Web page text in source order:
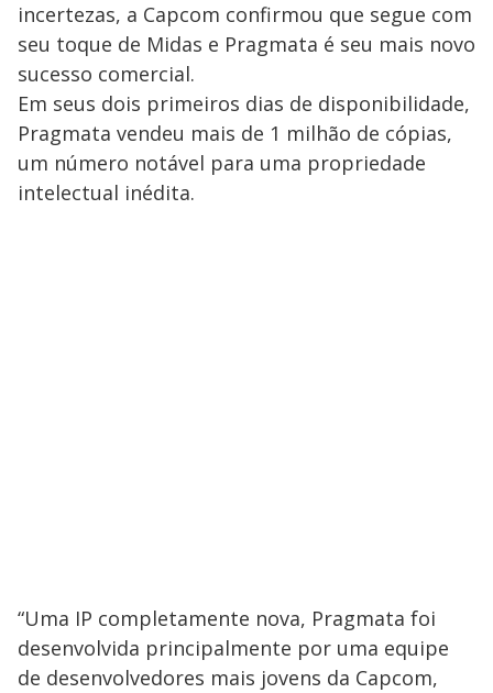
incertezas, a Capcom confirmou que segue com
seu toque de Midas e Pragmata é seu mais novo
sucesso comercial.
Em seus dois primeiros dias de disponibilidade,
Pragmata vendeu mais de 1 milhão de cópias,
um número notável para uma propriedade
intelectual inédita.
“Uma IP completamente nova, Pragmata foi
desenvolvida principalmente por uma equipe
de desenvolvedores mais jovens da Capcom,